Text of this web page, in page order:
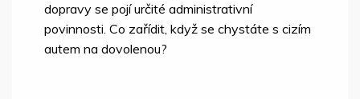
dopravy se pojí určité administrativní
povinnosti. Co zařídit, když se chystáte s cizím
autem na dovolenou?